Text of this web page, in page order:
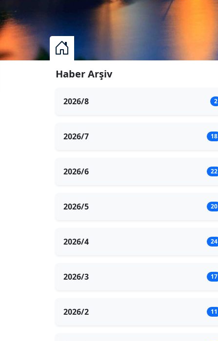
Haber Arşiv
2026/8 2
2026/7 18
2026/6 22
2026/5 20
2026/4 24
2026/3 17
2026/2 11